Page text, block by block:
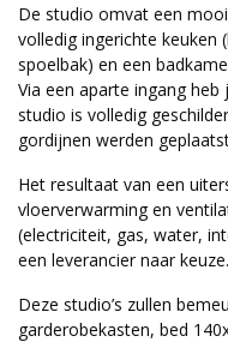
De studio omvat een
volledig ingerichte keuken
spoelbak) en een
Via een aparte ingang
studio is volledig
gordijnen werden
Het resultaat van een
vloerverwarming en
(electriciteit, gas, water,
een leverancier naar keuze.
Deze studio’s zullen
garderobekasten, bed